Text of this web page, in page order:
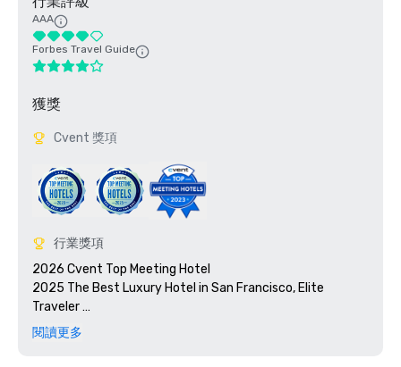
AAA
Forbes Travel Guide
獲獎
Cvent 獎項
行業獎項
2026 Cvent Top Meeting Hotel
2025 The Best Luxury Hotel in San Francisco, Elite
Traveler
2023 Cvent Top Meeting Hotel
閱讀更多